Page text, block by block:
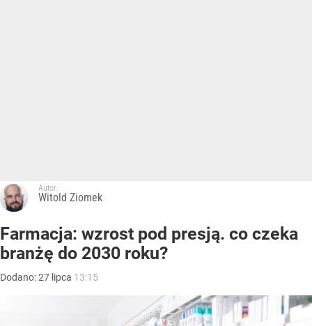
Autor:
Witold Ziomek
Farmacja: wzrost pod presją. co czeka
branżę do 2030 roku?
Dodano:27 lipca 13:15